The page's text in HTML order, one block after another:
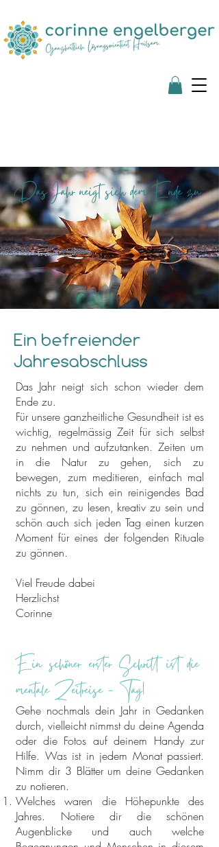
Das Jahr neigt sich dem Ende zu
Ein befreiender
Jahresabschluss
Das Jahr neigt sich schon wieder dem
Ende zu.
Für unsere ganzheitliche Gesundheit ist es
wichtig, regelmässig Zeit für sich selbst
zu nehmen und aufzutanken. Zeiten um
in die Natur zu gehen, sich zu
bewegen, zum meditieren, einfach mal
nichts zu tun, sich ein reinigendes Bad
zu gönnen, zu lesen, kreativ zu sein und
schön auch sich jeden Tag einen kurzen
Moment für eines der folgenden Rituale
zu gönnen.
Viel Freude dabei
Herzlichst
Corinne
Ein schöner erster Schritt ist die
mentale Zeitreise - Tag1
Gehe nochmals dein Jahr in Gedanken
durch, vielleicht nimmst du deine Agenda
oder die Fotos auf deinem Handy zur
Hilfe. Was ist in jedem Monat passiert.
Nimm dir 3 Blätter um deine Gedanken
zu notieren.
Welches waren die Höhepunkte des
Jahres. Notiere dir die schönen
Augenblicke und auch welche